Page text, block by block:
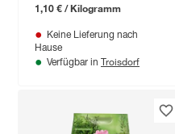
1,10 € / Kilogramm
Keine Lieferung nach
Hause
Verfügbar in Troisdorf